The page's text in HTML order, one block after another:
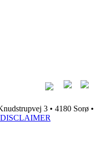
3 • 4180 Sorø •
DISCLAIMER